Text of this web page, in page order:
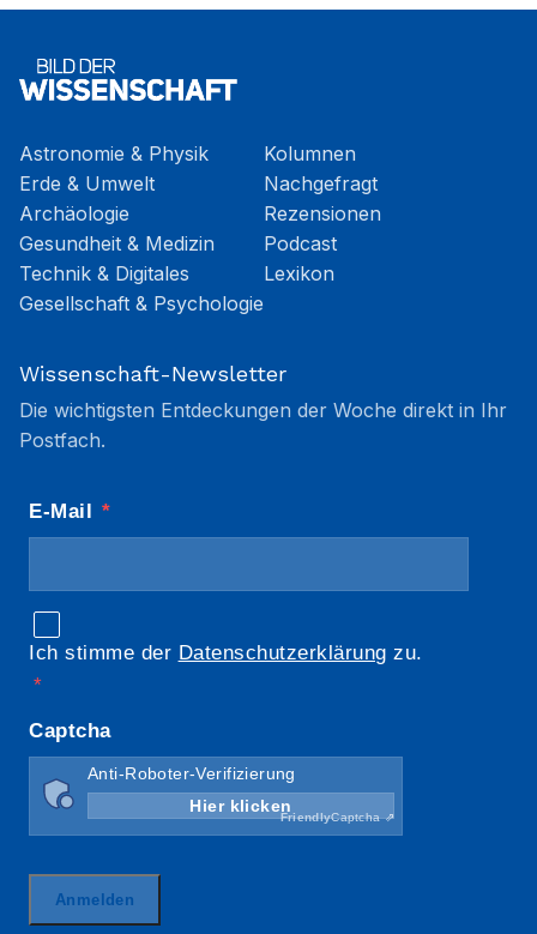
Astronomie & Physik
Erde & Umwelt
Archäologie
Gesundheit & Medizin
Technik & Digitales
Gesellschaft & Psychologie
Kolumnen
Nachgefragt
Rezensionen
Podcast
Lexikon
Wissenschaft-Newsletter
Die wichtigsten Entdeckungen der Woche direkt in Ihr
Postfach.